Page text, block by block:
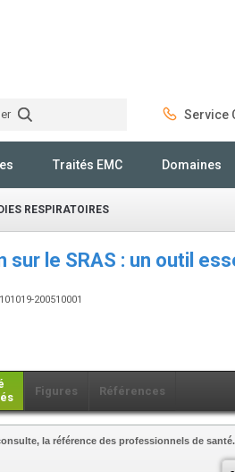
Service
Traités EMC Domaines
RESPIRATOIRES
sur le SRAS : un outil
200510001
Figures Références
la référence des professionnels de santé.